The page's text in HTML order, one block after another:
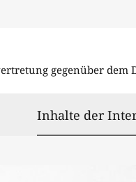
gegenüber dem
Inhalte der